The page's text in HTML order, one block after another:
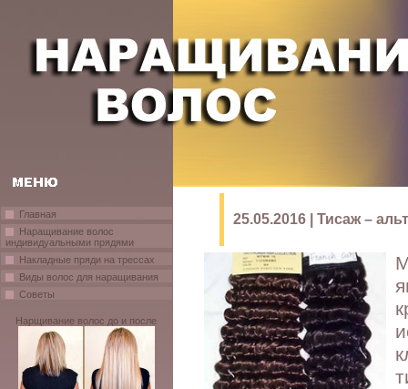
Главная
Наращивание волос
индивидуальными прядями
Накладные пряди на трессах
Виды волос для наращивания
Советы
Нарщивание волос до и после
25.05.2016 | Тисаж –